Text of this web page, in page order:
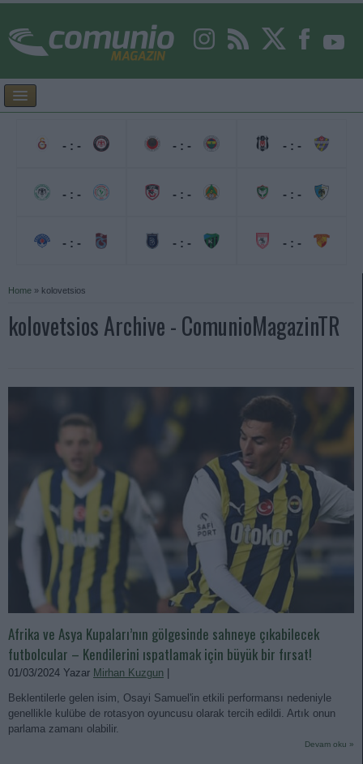
- : -
- : -
- : -
- : -
- : -
- : -
- : -
- : -
- : -
Home » kolovetsios
kolovetsios Archive - ComunioMagazinTR
Afrika ve Asya Kupaları’nın gölgesinde sahneye çıkabilecek
futbolcular – Kendilerini ıspatlamak için büyük bir fırsat!
01/03/2024 Yazar Mirhan Kuzgun
Beklentilerle gelen isim, Osayi Samuel'in etkili performansı nedeniyle
genellikle kulübe de rotasyon oyuncusu olarak tercih edildi. Artık onun
parlama zamanı olabilir.
Devam oku »